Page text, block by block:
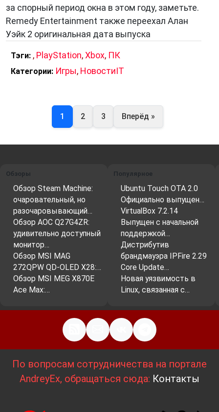
за спорный период окна в этом году, заметьте.
Remedy Entertainment также переехал Алан
Уэйк 2 оригинальная дата выпуска
Тэги: , PlayStation,Xbox, ПК
Категории: Игры, НовостиIT
1 2 3 Вперёд »
Обзоры
Обзор Steam Machine:
очаровательный, но
разочаровывающий…
Обзор AOC Q27G4ZR:
удивительно доступный
монитор…
Обзор MSI MAG
272QPW QD-OLED X28:…
Обзор MSI MEG X870E
Ace Max:…
Популярное
Ubuntu Touch OTA 2.0
Официально выпущен…
VirtualBox 7.2.14
Выпущен с начальной
поддержкой…
Дистрибутив
брандмауэра IPFire 2.29
Core Update…
Новая уязвимость в
Linux, связанная с…
По вопросам сотрудничества на портале
AndreyEx, обращаться сюда: Контакты